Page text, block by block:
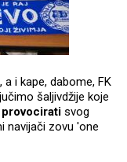
i kape, dabome, FK
šaljivdžije koje
provocirati svog
navijači zovu 'one